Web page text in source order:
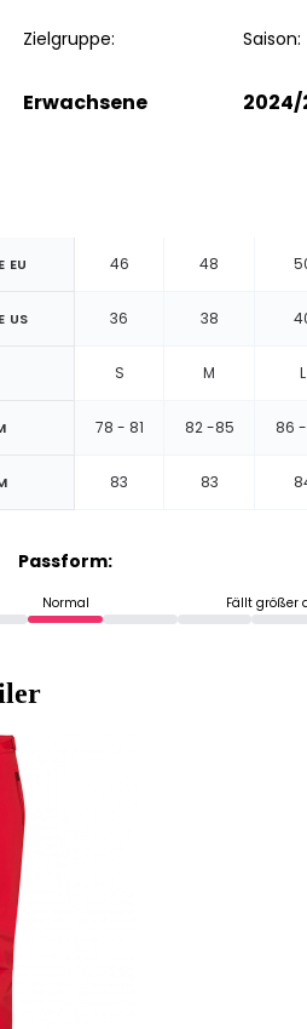
Zielgruppe:
Erwachsene
Saison:
2024/
46 48
36 38
S M L
78 - 81 82 -85 86
83 83
Passform:
Normal Fällt größer